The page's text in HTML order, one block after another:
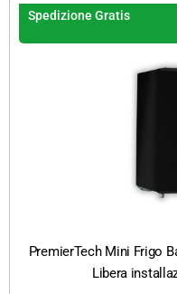
Spedizione Gratis
PremierTech Mini Frigo
Libera